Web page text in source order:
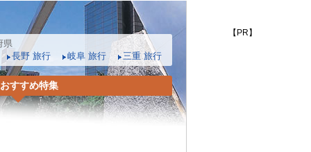
県
長野 旅行 岐阜 旅行 三重 旅行
すすめ特集
【PR】